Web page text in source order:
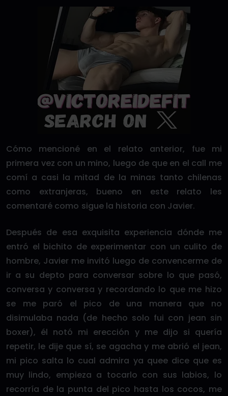
Cómo mencioné en el relato anterior, fue mi
primera vez con un mino, luego de que en el call me
comí a casi la mitad de la minas tanto chilenas
como extranjeras, bueno en este relato les
comentaré como sigue la historia con Javier.
Después de esa exquisita experiencia dónde me
entró el bichito de experimentar con un culito de
hombre, Javier me invitó luego de convencerme de
ir a su depto para conversar sobre lo que pasó,
conversa y conversa y recordando lo que me hizo
se me paró el pico de una manera que no
disimulaba nada (de hecho solo fui con jean sin
boxer), él notó mi erección y me dijo si quería
repetir, le dije que sí, se agacha y me abrió el jean,
mi pico salta lo cual admira ya quee dice que es
muy lindo, empieza a tocarlo con sus labios, lo
recorría de la punta del pico hasta los cocos, me